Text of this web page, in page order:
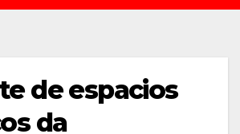
de espacios
da